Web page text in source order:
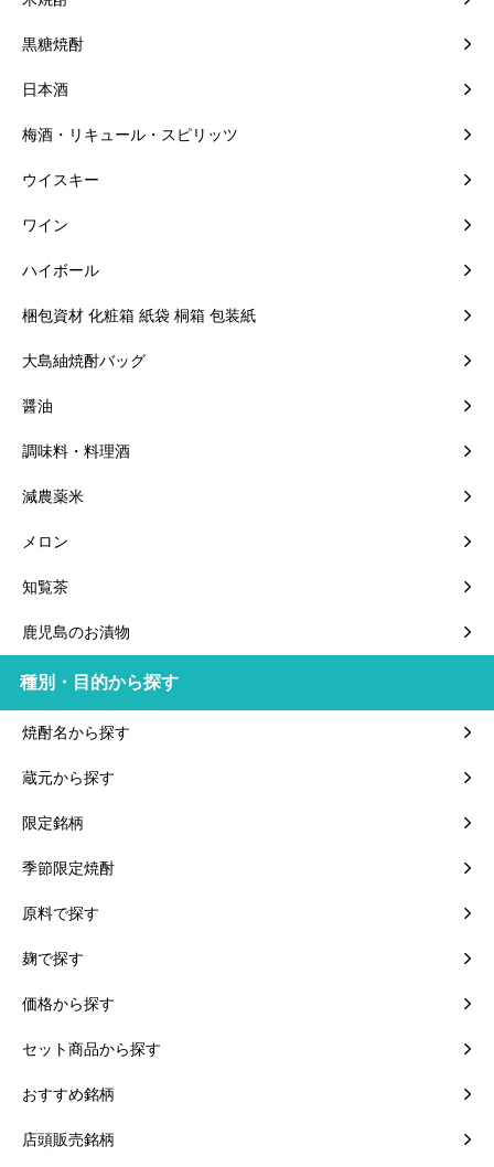
黒糖焼酎
日本酒
梅酒・リキュール・スピリッツ
ウイスキー
ワイン
ハイボール
梱包資材 化粧箱 紙袋 桐箱 包装紙
大島紬焼酎バッグ
醤油
調味料・料理酒
減農薬米
メロン
知覧茶
鹿児島のお漬物
種別・目的から探す
焼酎名から探す
蔵元から探す
限定銘柄
季節限定焼酎
原料で探す
麹で探す
価格から探す
セット商品から探す
おすすめ銘柄
店頭販売銘柄